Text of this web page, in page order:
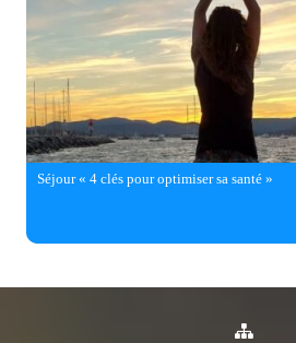
Séjour « 4 clés pour optimiser sa santé »